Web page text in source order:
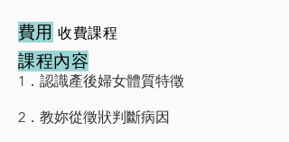
​費用 收費課程
課程內容
1．認識產後婦女體質特徵
2．教妳從徵狀判斷病因